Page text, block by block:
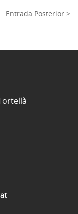
Entrada Posterior >